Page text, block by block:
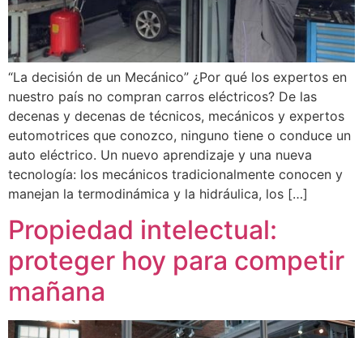
“La decisión de un Mecánico” ¿Por qué los expertos en
nuestro país no compran carros eléctricos? De las
decenas y decenas de técnicos, mecánicos y expertos
eutomotrices que conozco, ninguno tiene o conduce un
auto eléctrico. Un nuevo aprendizaje y una nueva
tecnología: los mecánicos tradicionalmente conocen y
manejan la termodinámica y la hidráulica, los […]
Propiedad intelectual:
proteger hoy para competir
mañana